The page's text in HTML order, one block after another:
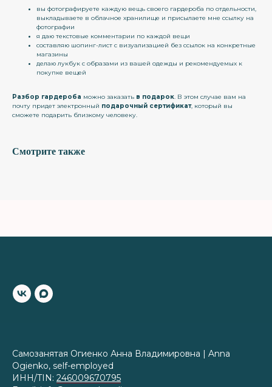
вы фотографируете каждую вещь своего гардероба по отдельности,
выкладываете в облачное хранилище и присылаете мне ссылку на
фотографии
я даю текстовые комментарии по каждой вещи
составляю шопинг-лист с визуализацией без ссылок на конкретные
магазины
делаю лукбук с образами из вашей одежды и рекомендуемых к
покупке вещей
Разбор гардероба можно заказать в подарок. В этом случае вам на
почту придет электронный подарочный сертификат, который вы
сможете подарить близкому человеку.
Смотрите также
Самозанятая Огиенко Анна Владимировна | Anna
Ogienko, self-employed
ИНН/TIN: 246009670795